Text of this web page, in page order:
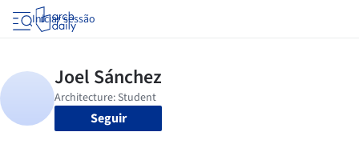
Iniciar sessão
Seguir